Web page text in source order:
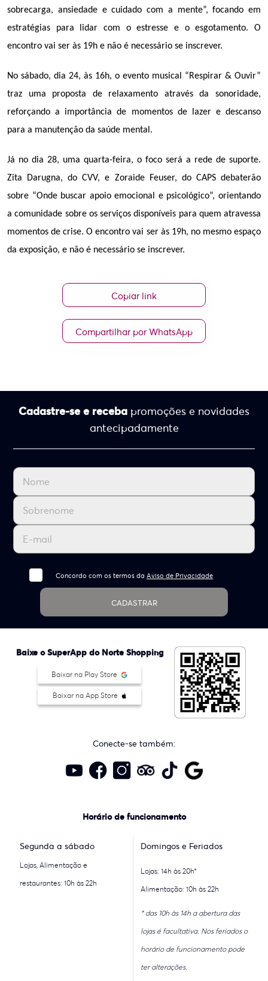
sobrecarga, ansiedade e cuidado com a mente”, focando em
estratégias para lidar com o estresse e o esgotamento. O
encontro vai ser às 19h e não é necessário se inscrever.
No sábado, dia 24, às 16h, o evento musical “Respirar & Ouvir”
traz uma proposta de relaxamento através da sonoridade,
reforçando a importância de momentos de lazer e descanso
para a manutenção da saúde mental.
Já no dia 28, uma quarta-feira, o foco será a rede de suporte.
Zita Darugna, do CVV, e Zoraide Feuser, do CAPS debaterão
sobre “Onde buscar apoio emocional e psicológico”, orientando
a comunidade sobre os serviços disponíveis para quem atravessa
momentos de crise. O encontro vai ser às 19h, no mesmo espaço
da exposição, e não é necessário se inscrever.
Copiar link
Compartilhar por WhatsApp
Cadastre-se e receba promoções e novidades
antecipadamente
Concordo com os termos daAviso de Privacidade
CADASTRAR
Baixe o SuperApp do Norte Shopping
Baixar na Play Store
Baixar na App Store
Conecte-se também:
Horário de funcionamento
Segunda a sábado
Lojas, Alimentação e
restaurantes: 10h às 22h
Domingos e Feriados
Lojas: 14h às 20h*
Alimentação: 10h às 22h
* das 10h às 14h a abertura das
lojas é facultativa. Nos feriados o
horário de funcionamento pode
ter alterações.